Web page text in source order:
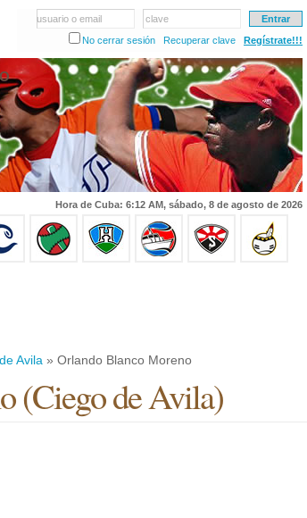
usuario o email
clave
No cerrar sesión
Recuperar clave Regístrate!!!
Hora de Cuba: 6:12 AM, sábado, 8 de agosto de 2026
Avila » Orlando Blanco Moreno
(Ciego de Avila)